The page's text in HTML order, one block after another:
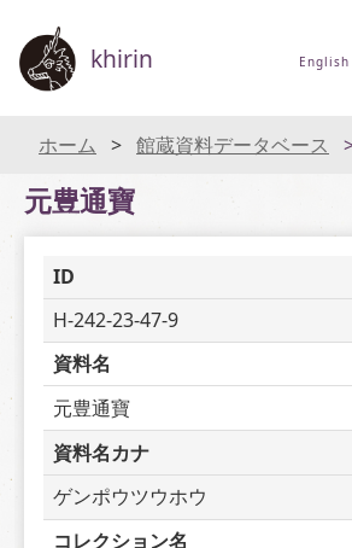
khirin English
ホーム 館蔵資料データベース
元豊通寶
ID
H-242-23-47-9
資料名
元豊通寶
資料名カナ
ゲンポウツウホウ
コレクション名